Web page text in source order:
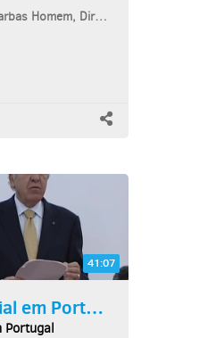
Moderação: Pedro Barbas Homem, Diretor do Centro de Estudos Judiciários
41:07
A Situção Social em Portugal
Portugal